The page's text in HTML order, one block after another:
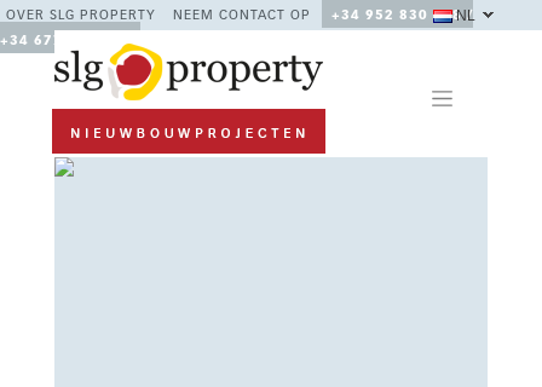
OVER SLG PROPERTY NEEM CONTACT OP
+34 952 830 378 /
+34 677 670 480
NL